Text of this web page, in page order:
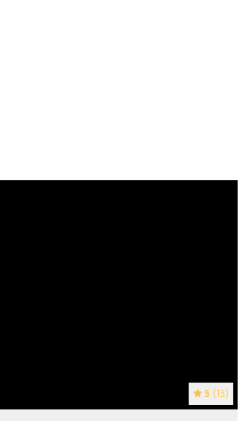
5 (13)